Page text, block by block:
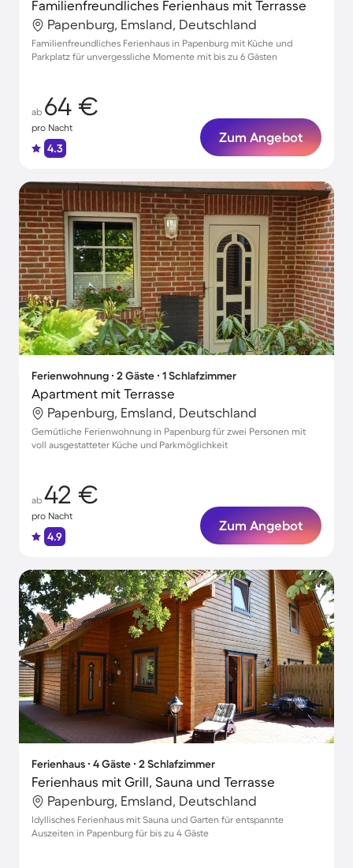
Familienfreundliches Ferienhaus mit Terrasse
Papenburg, Emsland, Deutschland
Familienfreundliches Ferienhaus in Papenburg mit Küche und
Parkplatz für unvergessliche Momente mit bis zu 6 Gästen
ab 64 €
pro Nacht
4.3
Zum Angebot
Ferienwohnung ∙ 2 Gäste ∙ 1 Schlafzimmer
Apartment mit Terrasse
Papenburg, Emsland, Deutschland
Gemütliche Ferienwohnung in Papenburg für zwei Personen mit
voll ausgestatteter Küche und Parkmöglichkeit
ab 42 €
pro Nacht
4.9
Zum Angebot
Ferienhaus ∙ 4 Gäste ∙ 2 Schlafzimmer
Ferienhaus mit Grill, Sauna und Terrasse
Papenburg, Emsland, Deutschland
Idyllisches Ferienhaus mit Sauna und Garten für entspannte
Auszeiten in Papenburg für bis zu 4 Gäste